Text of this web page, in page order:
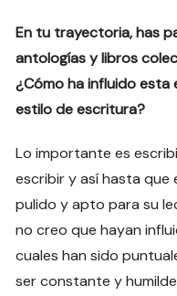
En tu trayectoria, has
antologías y libros
¿Cómo ha influido esta
estilo de escritura?
Lo importante es
escribir y así hasta
pulido y apto para su
no creo que hayan
cuales han sido
ser constante y